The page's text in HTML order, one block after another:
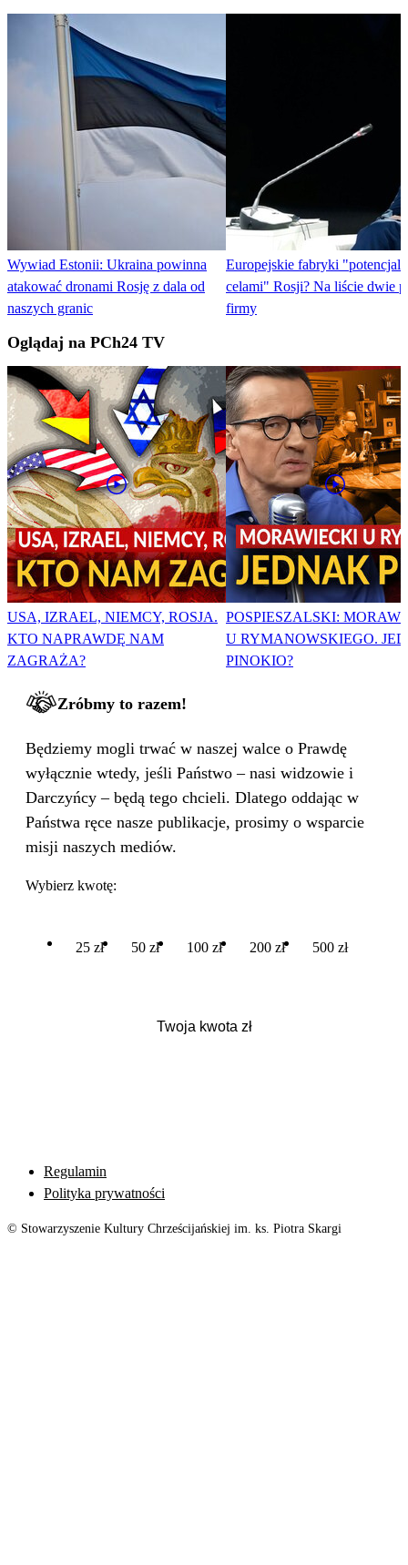
Wywiad Estonii: Ukraina powinna
atakować dronami Rosję z dala od
naszych granic
Europejskie fabryki
celami" Rosji? Na liście dwie
firmy
Oglądaj na PCh24 TV
USA, IZRAEL, NIEMCY, ROSJA.
KTO NAPRAWDĘ NAM
ZAGRAŻA?
POSPIESZALSKI:
U RYMANOWSKIEGO.
PINOKIO?
Zróbmy to razem!
Będziemy mogli trwać w naszej walce o Prawdę
wyłącznie wtedy, jeśli Państwo – nasi widzowie i
Darczyńcy – będą tego chcieli. Dlatego oddając w
Państwa ręce nasze publikacje, prosimy o wsparcie
misji naszych mediów.
Wybierz kwotę:
25 zł 50 zł 100 zł 200 zł 500 zł
Regulamin
Polityka prywatności
© Stowarzyszenie Kultury Chrześcijańskiej im. ks. Piotra Skargi